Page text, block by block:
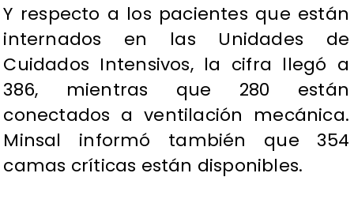
Y respecto a los pacientes que están
internados en las Unidades de
Cuidados Intensivos, la cifra llegó a
386, mientras que 280 están
conectados a ventilación mecánica.
Minsal informó también que 354
camas críticas están disponibles.